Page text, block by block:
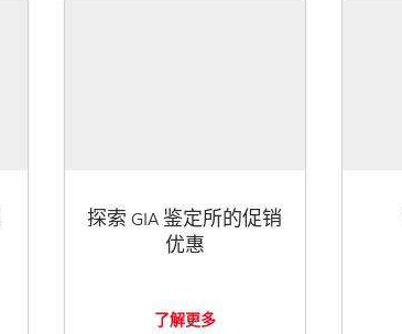
探索 GIA 鉴定所的促销
优惠
了解更多